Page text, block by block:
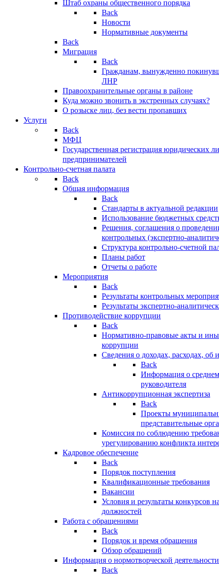
Штаб охраны общественного порядка
Back
Новости
Нормативные документы
Back
Миграция
Back
Гражданам, вынужденно
ЛНР
Правоохранительные органы в районе
Куда можно звонить в экстренных случаях?
О розыске лиц, без вести пропавших
Услуги
Back
МФЦ
Государственная регистрация юридических
предпринимателей
Контрольно-счетная палата
Back
Общая информация
Back
Стандарты в актуальной редакции
Использование бюджетных
Решения, соглашения о
контрольных (экспертно-
Структура контрольно-счетной
Планы работ
Отчеты о работе
Мероприятия
Back
Результаты контрольных
Результаты экспертно-
Противодействие коррупции
Back
Нормативно-правовые акты и
коррупции
Сведения о доходах, расходах, об
Back
Информация о
руководителя
Антикоррупционная экспертиза
Back
Проекты
представительные
Комиссия по соблюдению
урегулированию конфликта
Кадровое обеспечение
Back
Порядок поступления
Квалификационные требования
Вакансии
Условия и результаты конкурсов
должностей
Работа с обращениями
Back
Порядок и время обращения
Обзор обращений
Информация о нормотворческой деятельности
Back